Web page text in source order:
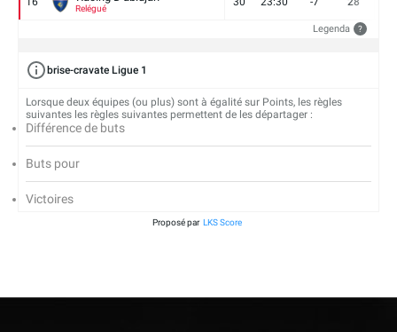
Relégué
Legenda ?
brise-cravate Ligue 1
Lorsque deux équipes (ou plus) sont à égalité sur Points, les règles
suivantes les règles suivantes permettent de les départager :
Différence de buts
Buts pour
Victoires
Proposé par LKS Score